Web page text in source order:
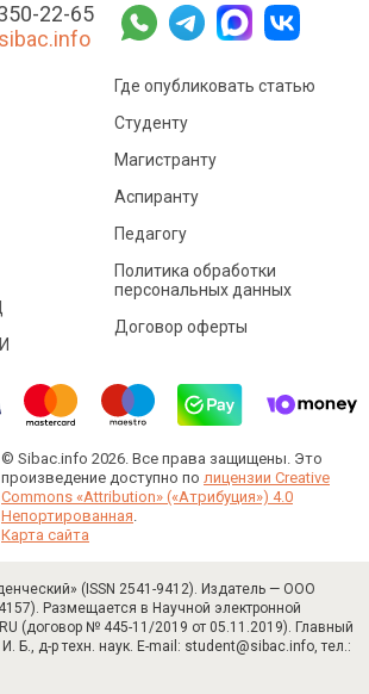
22-65
Где опубликовать статью
Студенту
Магистранту
Аспиранту
Педагогу
Политика обработки
персональных данных
Договор оферты
© Sibac.info 2026. Все права защищены. Это
произведение доступно по лицензии Creative
Commons «Attribution» («Атрибуция») 4.0
Непортированная.
Карта сайта
(ISSN 2541-9412). Издатель — ООО
Размещается в Научной электронной
(договор № 445-11/2019 от 05.11.2019). Главный
Б., д-р техн. наук. E-mail: student@sibac.info, тел.: